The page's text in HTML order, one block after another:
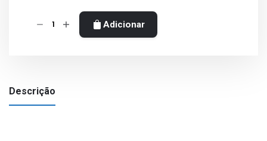
Quantidade
OF
42
Adicionar
Descrição